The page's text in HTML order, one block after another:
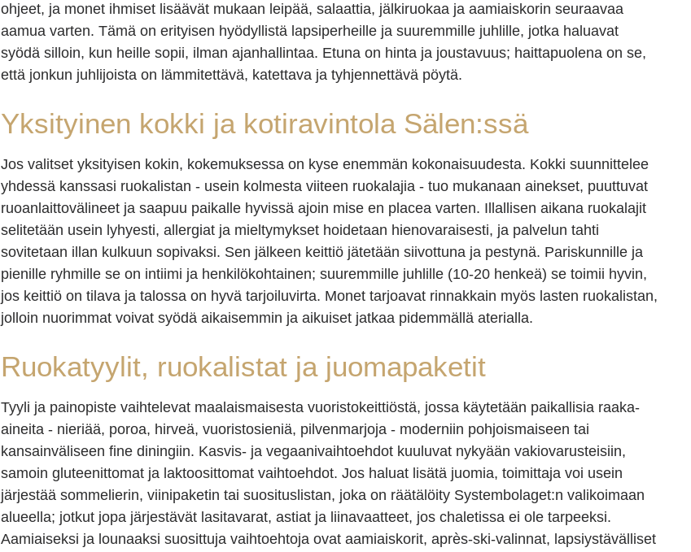
ohjeet, ja monet ihmiset lisäävät mukaan leipää, salaattia, jälkiruokaa ja aamiaiskorin seuraavaa
aamua varten. Tämä on erityisen hyödyllistä lapsiperheille ja suuremmille juhlille, jotka haluavat
syödä silloin, kun heille sopii, ilman ajanhallintaa. Etuna on hinta ja joustavuus; haittapuolena on se,
että jonkun juhlijoista on lämmitettävä, katettava ja tyhjennettävä pöytä.
Yksityinen kokki ja kotiravintola Sälen:ssä
Jos valitset yksityisen kokin, kokemuksessa on kyse enemmän kokonaisuudesta. Kokki suunnittelee
yhdessä kanssasi ruokalistan - usein kolmesta viiteen ruokalajia - tuo mukanaan ainekset, puuttuvat
ruoanlaittovälineet ja saapuu paikalle hyvissä ajoin mise en placea varten. Illallisen aikana ruokalajit
selitetään usein lyhyesti, allergiat ja mieltymykset hoidetaan hienovaraisesti, ja palvelun tahti
sovitetaan illan kulkuun sopivaksi. Sen jälkeen keittiö jätetään siivottuna ja pestynä. Pariskunnille ja
pienille ryhmille se on intiimi ja henkilökohtainen; suuremmille juhlille (10-20 henkeä) se toimii hyvin,
jos keittiö on tilava ja talossa on hyvä tarjoiluvirta. Monet tarjoavat rinnakkain myös lasten ruokalistan,
jolloin nuorimmat voivat syödä aikaisemmin ja aikuiset jatkaa pidemmällä aterialla.
Ruokatyylit, ruokalistat ja juomapaketit
Tyyli ja painopiste vaihtelevat maalaismaisesta vuoristokeittiöstä, jossa käytetään paikallisia raaka-
aineita - nieriää, poroa, hirveä, vuoristosieniä, pilvenmarjoja - moderniin pohjoismaiseen tai
kansainväliseen fine diningiin. Kasvis- ja vegaanivaihtoehdot kuuluvat nykyään vakiovarusteisiin,
samoin gluteenittomat ja laktoosittomat vaihtoehdot. Jos haluat lisätä juomia, toimittaja voi usein
järjestää sommelierin, viinipaketin tai suosituslistan, joka on räätälöity Systembolaget:n valikoimaan
alueella; jotkut jopa järjestävät lasitavarat, astiat ja liinavaatteet, jos chaletissa ei ole tarpeeksi.
Aamiaiseksi ja lounaaksi suosittuja vaihtoehtoja ovat aamiaiskorit, après-ski-valinnat, lapsiystävälliset